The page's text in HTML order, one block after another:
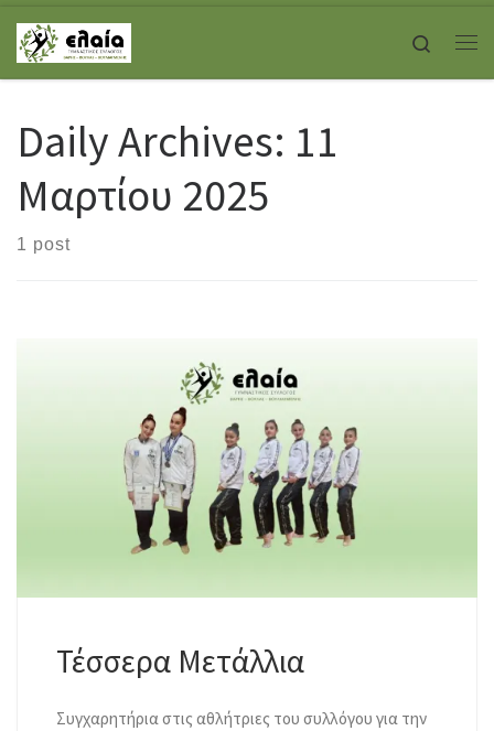
Skip to content
Search
Daily Archives: 11
Μαρτίου 2025
1 post
Τέσσερα Μετάλλια
Συγχαρητήρια στις αθλήτριες του συλλόγου για την